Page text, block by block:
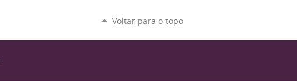
Voltar para o topo